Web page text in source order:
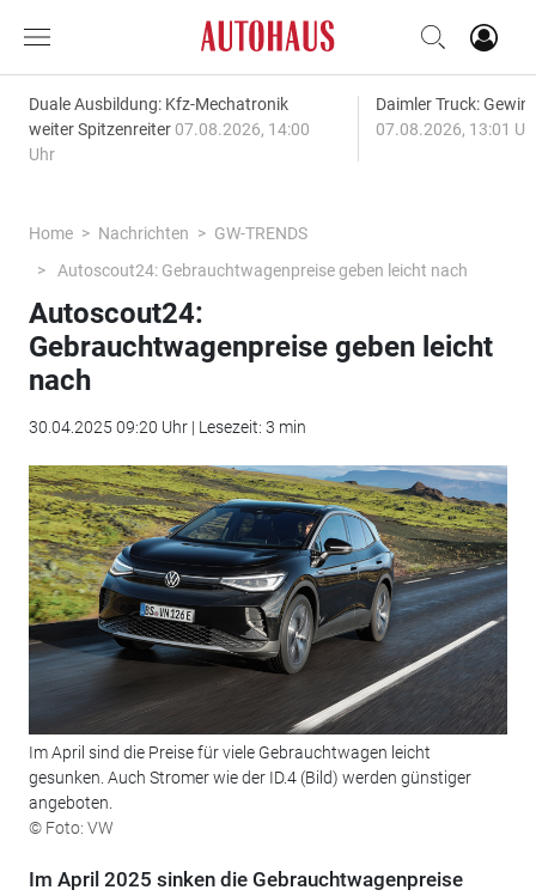
Duale Ausbildung: Kfz-Mechatronik
weiter Spitzenreiter 07.08.2026, 14:00
Uhr
Daimler Truck:
07.08.2026, 13:01
Home Nachrichten
GW-TRENDS
Autoscout24: Gebrauchtwagenpreise geben leicht nach
Autoscout24:
Gebrauchtwagenpreise geben leicht
nach
30.04.2025 09:20 Uhr | Lesezeit: 3 min
Im April sind die Preise für viele Gebrauchtwagen leicht
gesunken. Auch Stromer wie der ID.4 (Bild) werden günstiger
angeboten.
© Foto: VW
Im April 2025 sinken die Gebrauchtwagenpreise